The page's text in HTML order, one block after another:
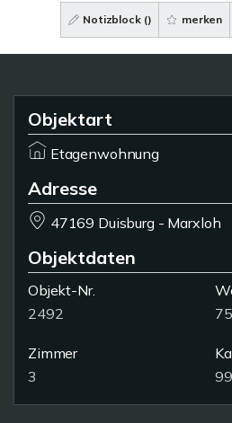
Notizblock () merken
Objektart
Etagenwohnung
Adresse
47169 Duisburg - Marxloh
Objektdaten
Objekt-Nr.
2492
Zimmer
3